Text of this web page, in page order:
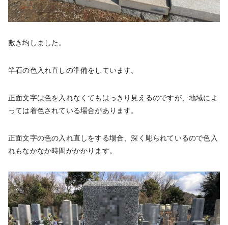
敷き均しました。
竿石の色入れ直しの準備をしています。
正面文字は色を入れなくてもはっきり見えるのですが、地域によ
っては着色されている場合があります。
正面文字の色の入れ直しをする場合、深く彫られているので色入
れもなかなか時間がかかります。